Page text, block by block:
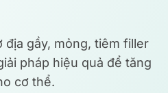
gầy, mỏng, tiêm filler
pháp hiệu quả để tăng
cơ thể.